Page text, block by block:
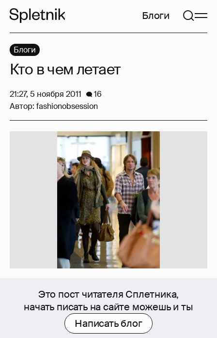
Блоги
Это пост читателя Сплетника,
начать писать на сайте можешь и ты
Написать блог
Блоги
Кто в чем летает
21:27, 5 ноября 2011
16
Автор: fashionobsession